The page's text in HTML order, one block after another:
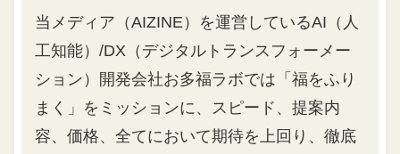
当メディア（AIZINE）を運営しているAI（人
工知能）/DX（デジタルトランスフォーメー
ション）開発会社お多福ラボでは「福をふり
まく」をミッションに、スピード、提案内
容、価格、全てにおいて期待を上回り、徹底